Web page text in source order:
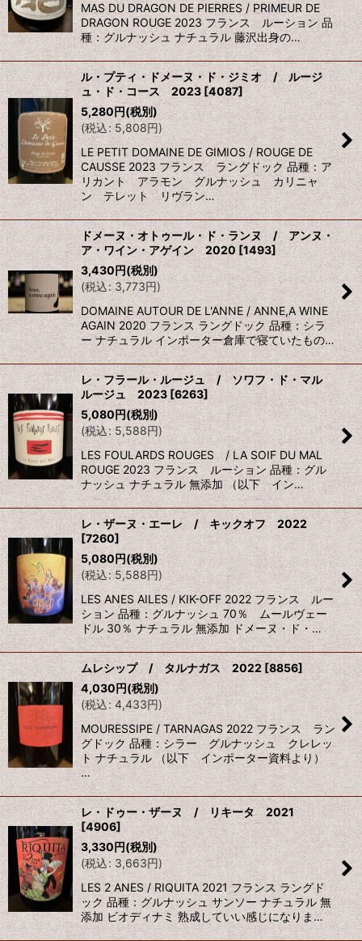
MAS DU DRAGON DE PIERRES / PRIMEUR DE
DRAGON ROUGE 2023 フランス ルーション 品
種：グルナッシュ ナチュラル 藤沢出身の…
ル・プティ・ドメーヌ・ド・ジミオ / ルージ
ュ・ド・コース 2023 [4087]
5,280円(税別)
(税込: 5,808円)
LE PETIT DOMAINE DE GIMIOS / ROUGE DE
CAUSSE 2023 フランス ラングドック 品種：ア
リカント アラモン グルナッシュ カリニャ
ン テレット リヴラン…
ドメーヌ・オトゥール・ド・ランヌ / アンヌ・
ア・ワイン・アゲイン 2020 [1493]
3,430円(税別)
(税込: 3,773円)
DOMAINE AUTOUR DE L'ANNE / ANNE,A WINE
AGAIN 2020 フランス ラングドック 品種：シラ
ー ナチュラル インポーター倉庫で寝ていたもの…
レ・フラール・ルージュ / ソワフ・ド・マル
ルージュ 2023 [6263]
5,080円(税別)
(税込: 5,588円)
LES FOULARDS ROUGES / LA SOIF DU MAL
ROUGE 2023 フランス ルーション 品種：グル
ナッシュ ナチュラル 無添加 （以下 イン…
レ・ザーヌ・エーレ / キックオフ 2022
[7260]
5,080円(税別)
(税込: 5,588円)
LES ANES AILES / KIK-OFF 2022 フランス ルー
ション 品種：グルナッシュ 70％ ムールヴェー
ドル 30％ ナチュラル 無添加 ドメーヌ・ド・…
ムレシップ / タルナガス 2022 [8856]
4,030円(税別)
(税込: 4,433円)
MOURESSIPE / TARNAGAS 2022 フランス ラン
グドック 品種：シラー グルナッシュ クレレッ
ト ナチュラル （以下 インポーター資料より）
…
レ・ドゥー・ザーヌ / リキータ 2021
[4906]
3,330円(税別)
(税込: 3,663円)
LES 2 ANES / RIQUITA 2021 フランス ラングド
ック 品種：グルナッシュ サンソー ナチュラル 無
添加 ビオディナミ 熟成していい感じになりま…